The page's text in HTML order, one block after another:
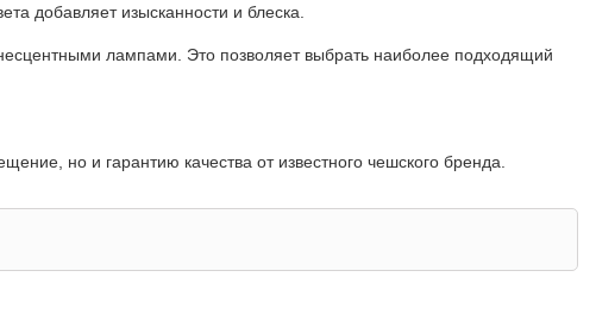
добавляет изысканности и блеска.
лампами. Это позволяет выбрать наиболее подходящий
но и гарантию качества от известного чешского бренда.